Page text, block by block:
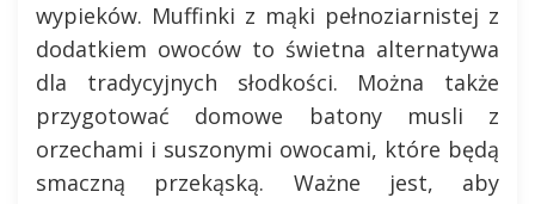
wypieków. Muffinki z mąki pełnoziarnistej z
dodatkiem owoców to świetna alternatywa
dla tradycyjnych słodkości. Można także
przygotować domowe batony musli z
orzechami i suszonymi owocami, które będą
smaczną przekąską. Ważne jest, aby